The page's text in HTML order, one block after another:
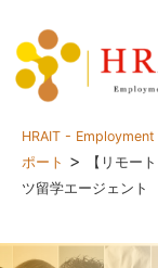
HRAIT -
ポート >
【リモー
ツ留学エージェント